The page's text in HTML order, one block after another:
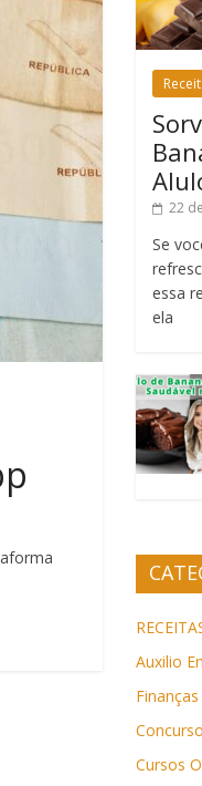
22
Se
essa
ela
Auxilio
Finanças
Cursos